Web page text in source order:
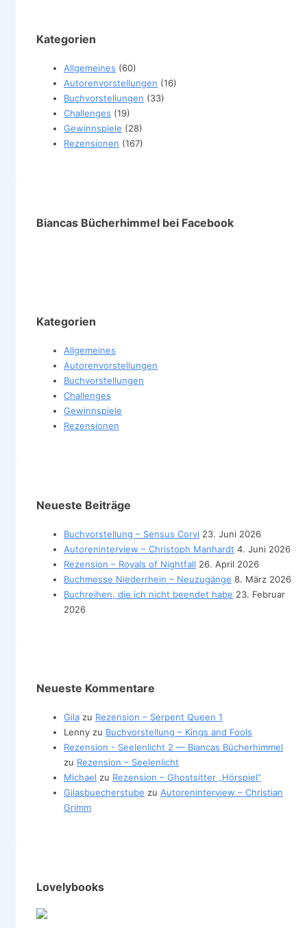
Kategorien
Allgemeines (60)
Autorenvorstellungen (16)
Buchvorstellungen (33)
Challenges (19)
Gewinnspiele (28)
Rezensionen (167)
Biancas Bücherhimmel bei Facebook
Kategorien
Allgemeines
Autorenvorstellungen
Buchvorstellungen
Challenges
Gewinnspiele
Rezensionen
Neueste Beiträge
Buchvorstellung – Sensus Corvi 23. Juni 2026
Autoreninterview – Christoph Manhardt 4. Juni 2026
Rezension – Royals of Nightfall 26. April 2026
Buchmesse Niederrhein – Neuzugänge 8. März 2026
Buchreihen, die ich nicht beendet habe 23. Februar
2026
Neueste Kommentare
Gila zu Rezension – Serpent Queen 1
Lenny zu Buchvorstellung – Kings and Fools
Rezension - Seelenlicht 2 — Biancas Bücherhimmel
zu Rezension – Seelenlicht
Michael zu Rezension – Ghostsitter „Hörspiel“
Gilasbuecherstube zu Autoreninterview – Christian
Grimm
Lovelybooks